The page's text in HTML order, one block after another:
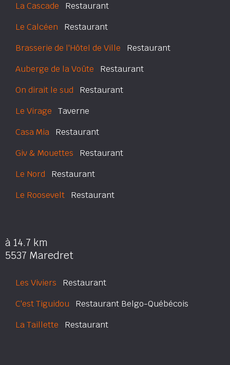
La Cascade Restaurant
Le Calcéen Restaurant
Brasserie de l'Hôtel de Ville Restaurant
Auberge de la Voûte Restaurant
On dirait le sud Restaurant
Le Virage Taverne
Casa Mia Restaurant
Giv & Mouettes Restaurant
Le Nord Restaurant
Le Roosevelt Restaurant
à 14.7 km
5537 Maredret
Les Viviers Restaurant
C'est Tiguidou Restaurant Belgo-Québécois
La Taillette Restaurant